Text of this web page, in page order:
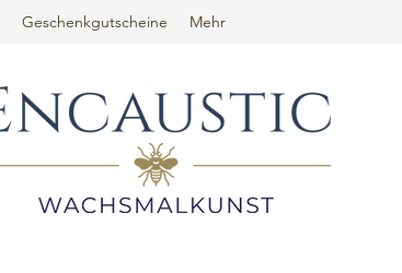
Geschenkgutscheine Mehr